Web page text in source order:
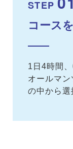
STEP
コース
1日4時間
オールマ
の中から選